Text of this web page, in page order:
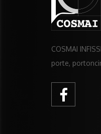
COSMAI
porte,